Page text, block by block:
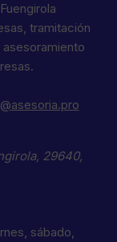
tramitación
, 29640,
sábado,